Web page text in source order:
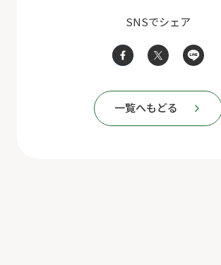
SNSでシェア
一覧へもどる